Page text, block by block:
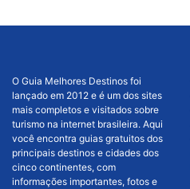
O Guia Melhores Destinos foi
lançado em 2012 e é um dos sites
mais completos e visitados sobre
turismo na internet brasileira. Aqui
você encontra guias gratuitos dos
principais destinos e cidades dos
cinco continentes, com
informações importantes, fotos e